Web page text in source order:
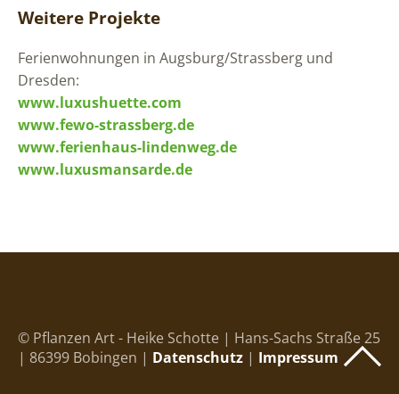
Weitere Projekte
Ferienwohnungen in Augsburg/Strassberg und
Dresden:
www.luxushuette.com
www.fewo-strassberg.de
www.ferienhaus-lindenweg.de
www.luxusmansarde.de
© Pflanzen Art - Heike Schotte | Hans-Sachs Straße 25
| 86399 Bobingen | Datenschutz | Impressum